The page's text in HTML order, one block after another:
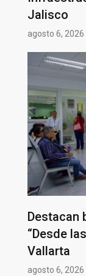
Jalisco
agosto 6, 2026
Destacan
“Desde
Vallarta
agosto 6, 2026